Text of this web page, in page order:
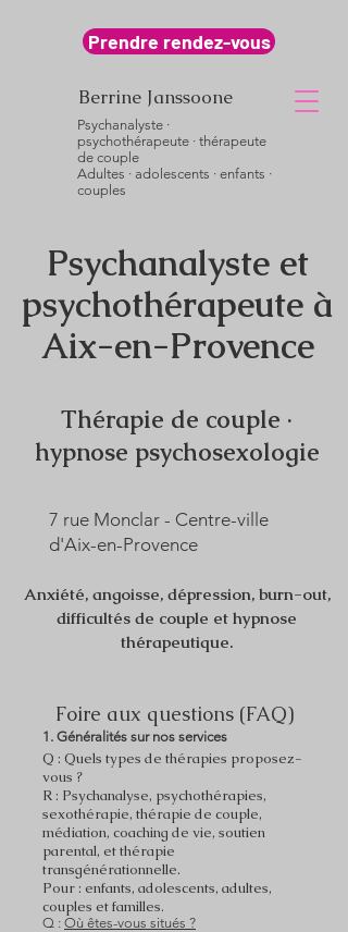
Prendre rendez-vous
Berrine Janssoone
Psychanalyste ·
psychothérapeute · thérapeute
de couple
Adultes · adolescents · enfants ·
couples
Psychanalyste et
psychothérapeute à
Aix-en-Provence
Thérapie de couple ·
hypnose psychosexologie
7 rue Monclar - Centre-ville
d'Aix-en-Provence
Anxiété, angoisse, dépression, burn-out,
difficultés de couple et hypnose
thérapeutique.
Foire aux questions (FAQ)
1. Généralités sur nos services
Q : Quels types de thérapies proposez-
vous ?
R : Psychanalyse, psychothérapies,
sexothérapie, thérapie de couple,
médiation, coaching de vie, soutien
parental, et thérapie
transgénérationnelle.
Pour : enfants, adolescents, adultes,
couples et familles.
Q : Où êtes-vous situés ?